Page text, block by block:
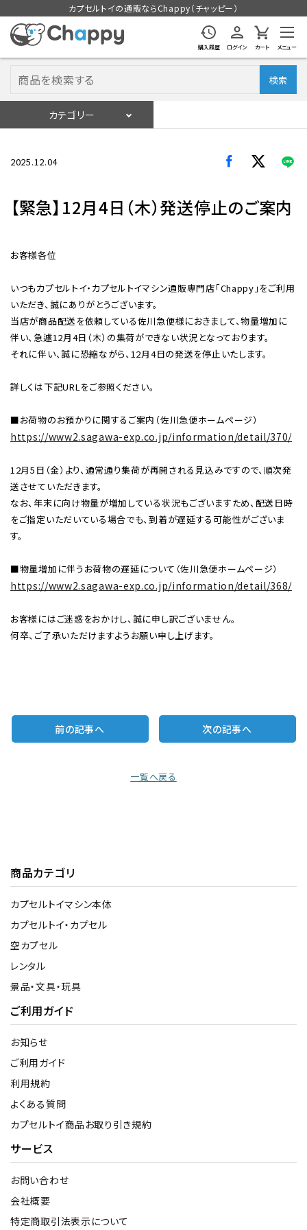
カプセルトイの通販ならChappy（チャッピー）
購入履歴 ログイン カート メニュー
検索
カテゴリー
販促用空カプセル
レンタル
よくあるご質問
ご利用ガイド
06-6282-7659
2025.12.04
【緊急】12月4日（木）発送停止のご案内
お客様各位
いつもカプセルトイ・カプセルトイマシン通販専門店「Chappy」をご利用
いただき、誠にありがとうございます。
当店が商品配送を依頼している佐川急便様におきまして、物量増加に
伴い、急遽12月4日（木）の集荷ができない状況となっております。
それに伴い、誠に恐縮ながら、12月4日の発送を停止いたします。
詳しくは下記URLをご参照ください。
■お荷物のお預かりに関するご案内（佐川急便ホームページ）
https://www2.sagawa-exp.co.jp/information/detail/370/
12月5日（金）より、通常通り集荷が再開される見込みですので、順次発
送させていただきます。
なお、年末に向け物量が増加している状況もございますため、配送日時
をご指定いただいている場合でも、到着が遅延する可能性がございま
す。
■物量増加に伴うお荷物の遅延について（佐川急便ホームページ）
https://www2.sagawa-exp.co.jp/information/detail/368/
お客様にはご迷惑をおかけし、誠に申し訳ございません。
何卒、ご了承いただけますようお願い申し上げます。
前の記事へ
一覧へ戻る
次の記事へ
商品カテゴリ
カプセルトイマシン本体
カプセルトイ・カプセル
空カプセル
レンタル
景品・文具・玩具
ご利用ガイド
お知らせ
ご利用ガイド
利用規約
よくある質問
カプセルトイ商品お取り引き規約
サービス
お問い合わせ
会社概要
特定商取引法表示について